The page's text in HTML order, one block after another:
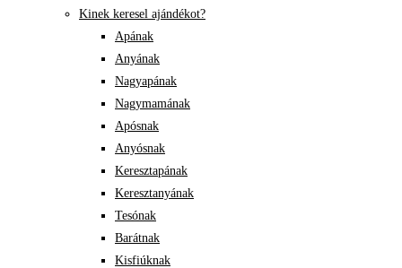
Kinek keresel ajándékot?
Apának
Anyának
Nagyapának
Nagymamának
Apósnak
Anyósnak
Keresztapának
Keresztanyának
Tesónak
Barátnak
Kisfiúknak